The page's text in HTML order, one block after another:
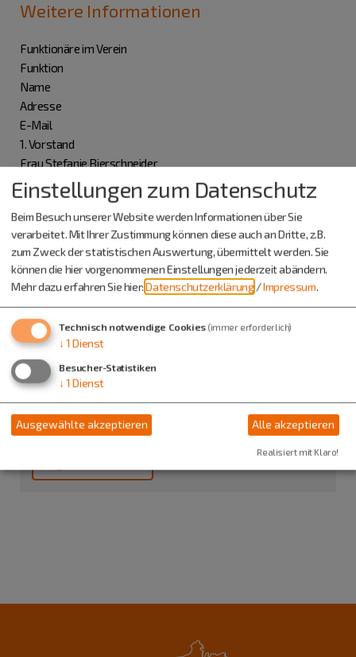
Weitere Informationen
Funktionäre im Verein
Funktion
Name
Adresse
E-Mail
1. Vorstand
Frau Stefanie Bierschneider
0174/3295756
2. Vorstand
Frau Barbara Federhofer
0151/56059139
Schützenverein Steinsdorf
Frau Stefanie Bierschneider
Steinsdorf
93336 Altmannstein
Einstellungen zum Datenschutz
Beim Besuch unserer Website werden Informationen über Sie
verarbeitet. Mit Ihrer Zustimmung können diese auch an Dritte, z.B.
zum Zweck der statistischen Auswertung, übermittelt werden. Sie
können die hier vorgenommenen Einstellungen jederzeit abändern.
Mehr dazu erfahren Sie hier:Datenschutzerklärung /Impressum.
Technisch notwendige Cookies (immer erforderlich)
↓ 1 Dienst
Besucher-Statistiken
↓ 1 Dienst
Ausgewählte akzeptieren Alle akzeptieren
Realisiert mit Klaro!